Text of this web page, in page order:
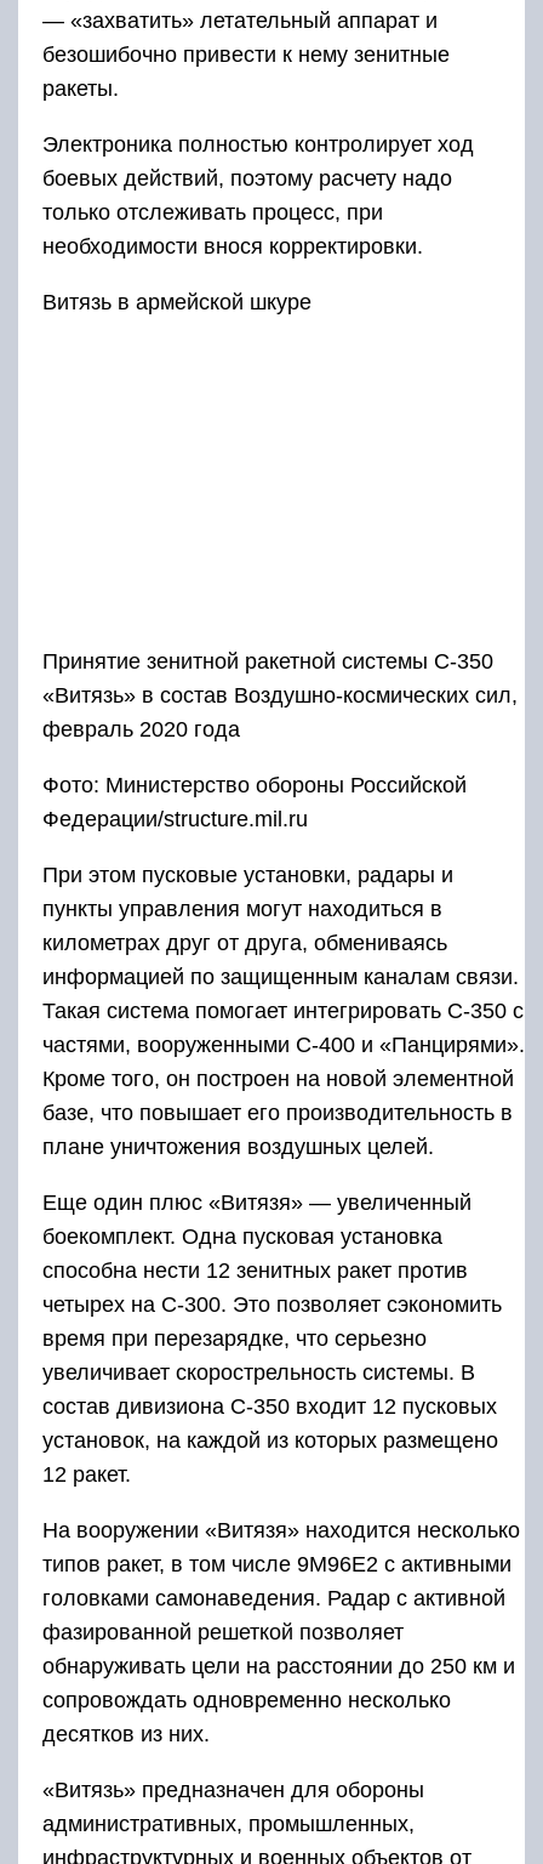
— «захватить» летательный аппарат и
безошибочно привести к нему зенитные
ракеты.
Электроника полностью контролирует ход
боевых действий, поэтому расчету надо
только отслеживать процесс, при
необходимости внося корректировки.
Витязь в армейской шкуре
Принятие зенитной ракетной системы С-350
«Витязь» в состав Воздушно-космических сил,
февраль 2020 года
Фото: Министерство обороны Российской
Федерации/structure.mil.ru
При этом пусковые установки, радары и
пункты управления могут находиться в
километрах друг от друга, обмениваясь
информацией по защищенным каналам связи.
Такая система помогает интегрировать С-350 с
частями, вооруженными С-400 и «Панцирями».
Кроме того, он построен на новой элементной
базе, что повышает его производительность в
плане уничтожения воздушных целей.
Еще один плюс «Витязя» — увеличенный
боекомплект. Одна пусковая установка
способна нести 12 зенитных ракет против
четырех на С-300. Это позволяет сэкономить
время при перезарядке, что серьезно
увеличивает скорострельность системы. В
состав дивизиона С-350 входит 12 пусковых
установок, на каждой из которых размещено
12 ракет.
На вооружении «Витязя» находится несколько
типов ракет, в том числе 9М96Е2 с активными
головками самонаведения. Радар с активной
фазированной решеткой позволяет
обнаруживать цели на расстоянии до 250 км и
сопровождать одновременно несколько
десятков из них.
«Витязь» предназначен для обороны
административных, промышленных,
инфраструктурных и военных объектов от